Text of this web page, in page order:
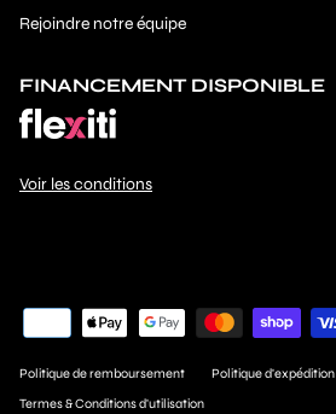
Rejoindre notre équipe
FINANCEMENT DISPONIBLE
Voir les conditions
Politique de remboursement Politique d'expédition
Termes & Conditions d'utilisation